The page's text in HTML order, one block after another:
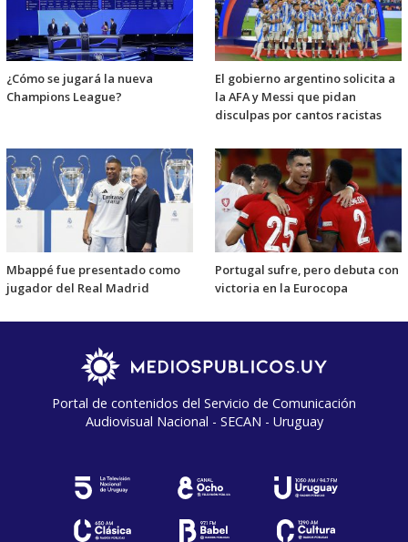
¿Cómo se jugará la nueva
Champions League?
El gobierno argentino solicita a
la AFA y Messi que pidan
disculpas por cantos racistas
Mbappé fue presentado como
jugador del Real Madrid
Portugal sufre, pero debuta con
victoria en la Eurocopa
Portal de contenidos del Servicio de Comunicación
Audiovisual Nacional - SECAN - Uruguay